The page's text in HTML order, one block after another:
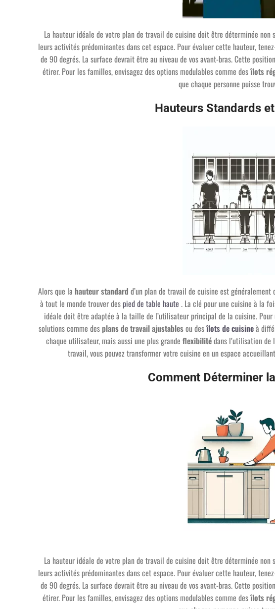
La hauteur idéale de votre plan de travail de cuisine doit être déterminée
leurs activités prédominantes dans cet espace. Pour évaluer cette hauteur,
de 90 degrés. La surface devrait être au niveau de vos avant-bras. Cette
étirer. Pour les familles, envisagez des options modulables comme desîlots
que chaque personne puisse
Hauteurs Standards
Alors que la hauteur standard d’un plan de travail de cuisine est
à tout le monde trouver despied de table haute . La clé pour une cuisine à la
idéale doit être adaptée à la taille de l’utilisateur principal de la cuisine.
solutions comme desplans de travail ajustablesou desîlots de cuisineà
chaque utilisateur, mais aussi une plus grande flexibilitédans l’utilisation de
travail, vous pouvez transformer votre cuisine en un espace
Comment Déterminer
La hauteur idéale de votre plan de travail de cuisine doit être déterminée
leurs activités prédominantes dans cet espace. Pour évaluer cette hauteur,
de 90 degrés. La surface devrait être au niveau de vos avant-bras. Cette
étirer. Pour les familles, envisagez des options modulables comme desîlots